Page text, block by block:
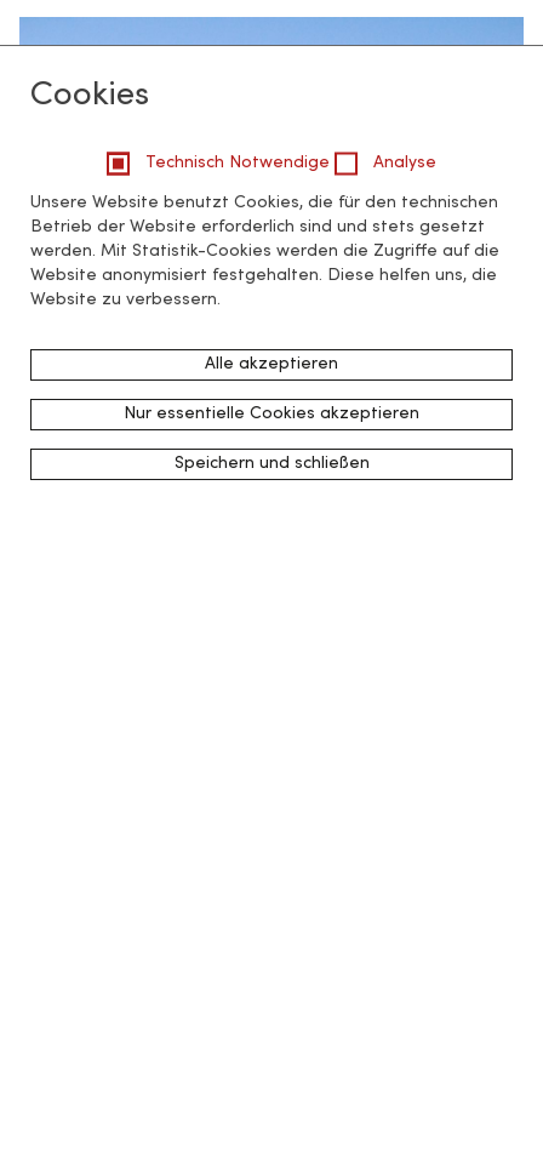
zurück
Cookies
Technisch Notwendige Analyse
Unsere Website benutzt Cookies, die für den technischen
Betrieb der Website erforderlich sind und stets gesetzt
werden. Mit Statistik-Cookies werden die Zugriffe auf die
Website anonymisiert festgehalten. Diese helfen uns, die
Website zu verbessern.
Alle akzeptieren
Nur essentielle Cookies akzeptieren
Speichern und schließen